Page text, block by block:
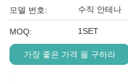
모델 번호: 수직 안테나
MOQ: 1SET
가장 좋은 가격 을 구하라